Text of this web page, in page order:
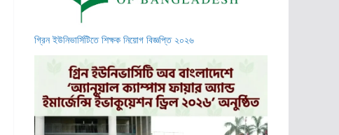
গ্রিন ইউনিভার্সিটিতে শিক্ষক নিয়োগ বিজ্ঞপ্তি ২০২৬